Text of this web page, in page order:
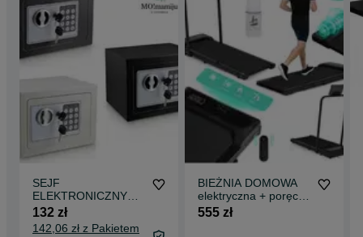
- dane do faktury;
- nr telefonu dla kuriera;
- adres e-mail do przesłania faktury (dokumentu zakupu i podstawy
gwarancji) - faktury wysyłam wyłącznie elektronicznie.
Jeżeli wybiorą Państwo przedpłatę (dostawa kurierem) zwrotnie
wyślę dane do przelewu.
SEJF
ELEKTRONICZNY
mały - 3 kolory -
Niezbędny w DOMU
132 zł
142,06 zł z Pakietem
BIEŻNIA DOMOWA
elektryczna + poręcz /
WALKING PAD
555 zł